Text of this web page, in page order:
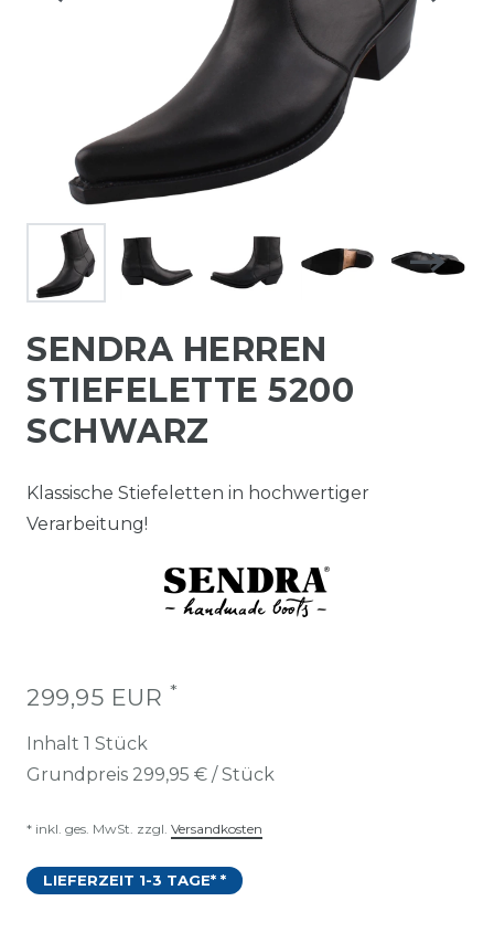
SENDRA HERREN
STIEFELETTE 5200
SCHWARZ
Klassische Stiefeletten in hochwertiger
Verarbeitung!
299,95 EUR *
Inhalt 1 Stück
Grundpreis 299,95 € / Stück
* inkl. ges. MwSt. zzgl. Versandkosten
LIEFERZEIT 1-3 TAGE* *